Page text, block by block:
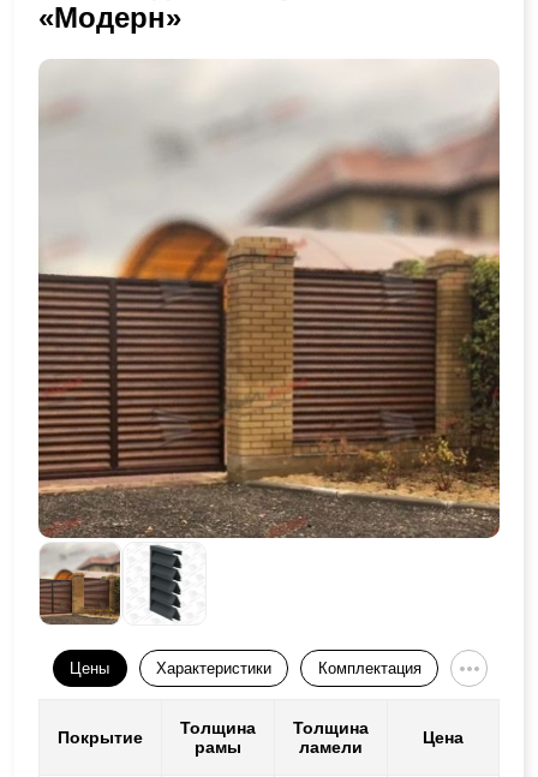
«Модерн»
Цены Характеристики Комплектация
Покрытие
Толщина
рамы
Толщина
ламели
Цена